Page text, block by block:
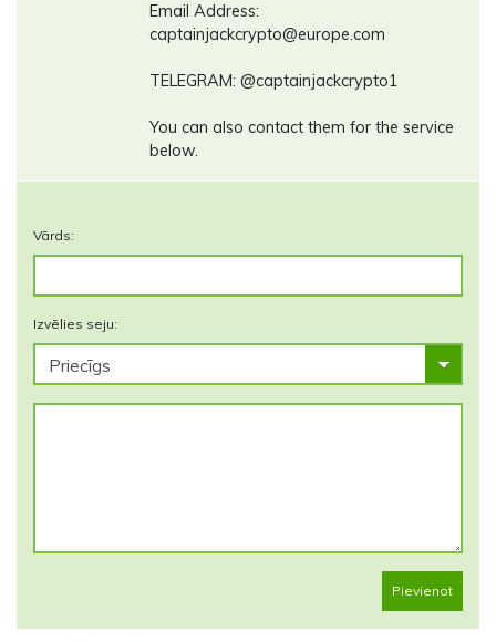
Email Address:
captainjackcrypto@europe.com
TELEGRAM: @captainjackcrypto1
You can also contact them for the service
below.
Vārds:
Izvēlies seju:
Pievienot